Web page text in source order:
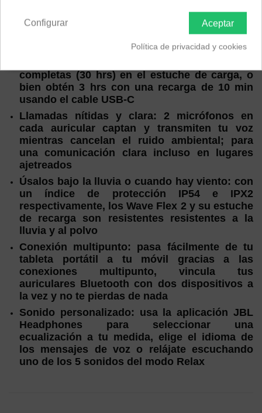
Tus compañeros de sonido: disfruta de 10 hrs
completas (30 hrs) en el estuche de carga, o
bien obtén 3 hrs con una recarga de 10 min
usando el cable USB-C
Llamadas nítidas y clara: 2 micrófonos en
cada auricular captan y transmiten tu voz
mientras cancelan el ruido ambiental; para
una comunicación clara incluso en lugares
ajetreados
Úsalos bajo la lluvia o cuando hay viento: con
un índice de protección IP54 e IPX2
respectivamente, los Wave Flex 2 y su estuche
de recarga son resistentes resistentes a la
lluvia y al polvo
Conexión multipunto: pasa fácilmente de tu
tableta portátil a tu móvil gracias a las
conexiones multipunto, vincula tus
auriculares Bluetooth con dos dispositivos a
la vez y no te pierdas de nada
Sonido personalizado: usa la aplicación JBL
Headphones para seleccionar una
ecualización a tu medida, elige el idioma de
los mensajes de voz o relájate escuchando
uno de los 5 sonidos del modo Relax
Aceptar
Configurar
Política de privacidad y cookies